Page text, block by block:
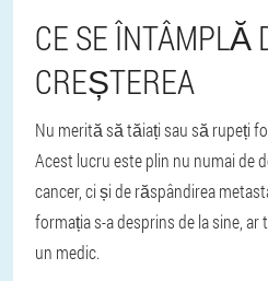
CE SE ÎNTÂMPLĂ
CREȘTEREA
Nu merită să tăiați sau să rupeți
Acest lucru este plin nu numai de
cancer, ci și de răspândirea
formația s-a desprins de la sine,
un medic.